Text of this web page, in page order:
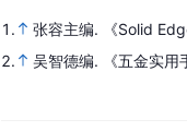
1. 张容主编.
《Solid
2.
吴智德编. 《五金实